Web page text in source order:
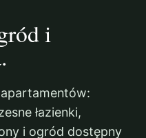
i
łazienki,
i ogród dostępny